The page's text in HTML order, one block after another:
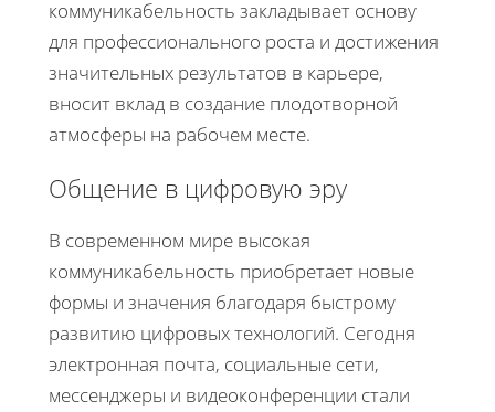
коммуникабельность закладывает основу
для профессионального роста и достижения
значительных результатов в карьере,
вносит вклад в создание плодотворной
атмосферы на рабочем месте.
Общение в цифровую эру
В современном мире высокая
коммуникабельность приобретает новые
формы и значения благодаря быстрому
развитию цифровых технологий. Сегодня
электронная почта, социальные сети,
мессенджеры и видеоконференции стали